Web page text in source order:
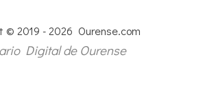
© 2019 - 2026 Ourense.com
Digital de Ourense